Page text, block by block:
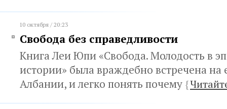
10 октября / 20:23
Свобода без справедливости
Книга Леи Юпи «Свобода. Молодость в
истории» была враждебно встречена на
Албании, и легко понять почему {